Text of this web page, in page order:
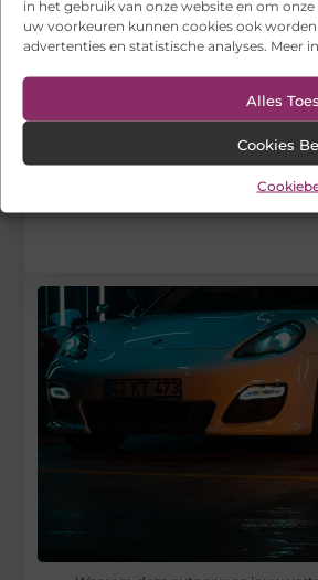
in het gebruik van onze website en om
uw voorkeuren kunnen cookies ook
advertenties en statistische analyses. Meer
Alles
Cookies
Begin vandaag nog
VSENV